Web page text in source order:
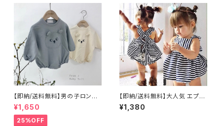
【即納/送料無料】男の子ロンパ
ース女の子ロンパースくまちゃ
んモチーフ厚手ベビーロンパー
ス
¥1,650
25%OFF
【即納/送料無料】大人気 エプロ
ン風 ワンピース セットアップ 2
点セット 海外子供服韓国子供
¥1,380